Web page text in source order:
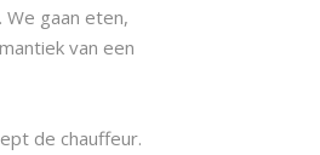
gaan eten,
van een
de chauffeur.